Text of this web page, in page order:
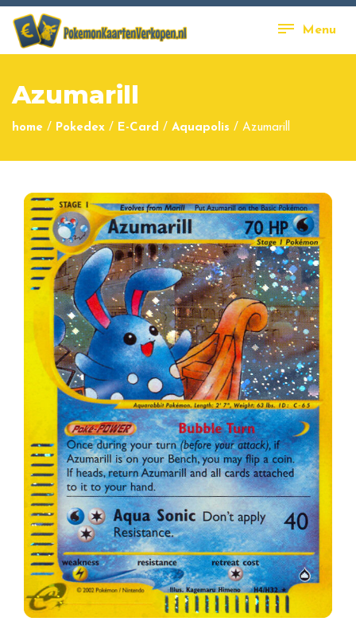
Menu
Azumarill
home / Pokedex / E-Card / Aquapolis / Azumarill